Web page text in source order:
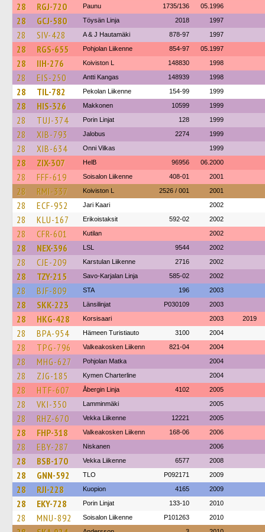
28 RGJ-720 Paunu 1735/136 05.1996
28 GCJ-580 Töysän Linja 2018 1997
28 SIV-428 A & J Hautamäki 878-97 1997
28 RGS-655 Pohjolan Liikenne 854-97 05.1997
28 IIH-276 Koiviston L 148830 1998
28 EIS-250 Antti Kangas 148939 1998
28 TIL-782 Pekolan Liikenne 154-99 1999
28 HIS-326 Makkonen 10599 1999
28 TUJ-374 Porin Linjat 128 1999
28 XIB-793 Jalobus 2274 1999
28 XIB-634 Onni Vilkas 1999
28 ZIX-307 HelB 96956 06.2000
28 FFF-619 Soisalon Liikenne 408-01 2001
28 RMI-337 Koiviston L 2526 / 001 2001
28 ECF-952 Jari Kaari 2002
28 KLU-167 Erikoistaksit 592-02 2002
28 CFR-601 Kutilan 2002
28 NEX-396 LSL 9544 2002
28 CJE-209 Karstulan Liikenne 2716 2002
28 TZY-215 Savo-Karjalan Linja 585-02 2002
28 BJF-809 STA 196 2003
28 SKK-223 Länsilinjat P030109 2003
28 HKG-428 Korsisaari 2003 2019
28 BPA-954 Hämeen Turistiauto 3100 2004
28 TPG-796 Valkeakosken Liikenn 821-04 2004
28 MHG-627 Pohjolan Matka 2004
28 ZJG-185 Kymen Charterline 2004
28 HTF-607 Åbergin Linja 4102 2005
28 VKI-350 Lamminmäki 2005
28 RHZ-670 Vekka Liikenne 12221 2005
28 FHP-318 Valkeakosken Liikenn 168-06 2006
28 EBY-287 Niskanen 2006
28 BSB-170 Vekka Liikenne 6577 2008
28 GNN-592 TLO P092171 2009
28 RJI-228 Kuopion 4165 2009
28 EKY-728 Porin Linjat 133-10 2010
28 MNU-892 Soisalon Liikenne P101263 2010